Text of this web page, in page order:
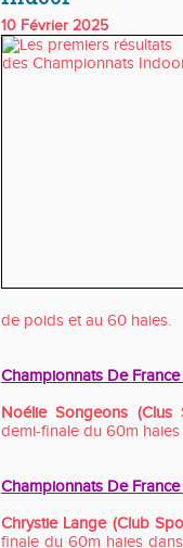
10 Février 2025
de poids et au 60 haies.
Championnats De
Noélie Songeons
demi-finale du 60m
Championnats De
Chrystie Lange (Club
finale du 60m haies